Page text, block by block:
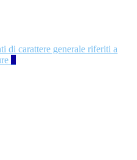
di carattere generale riferiti a
5